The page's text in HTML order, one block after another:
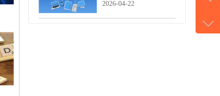
2026-04-22
177-